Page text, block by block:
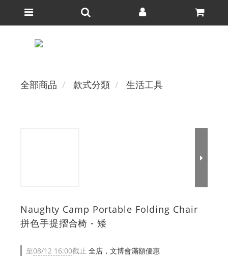
全部商品 款式分類 生活工具
Naughty Camp Portable Folding Chair
拼色手提摺合椅 - 矮
至08/12 16:00截止 全店，文博會滿額優惠